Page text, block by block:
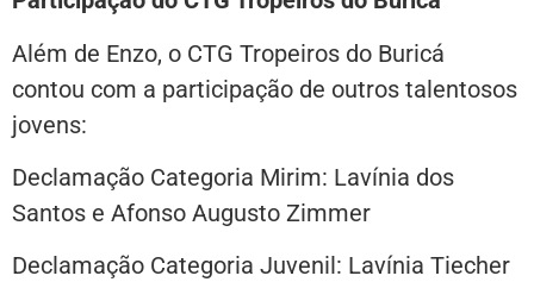
Além de Enzo, o CTG Tropeiros do Buricá
contou com a participação de outros talentosos
jovens:
Declamação Categoria Mirim: Lavínia dos
Santos e Afonso Augusto Zimmer
Declamação Categoria Juvenil: Lavínia Tiecher